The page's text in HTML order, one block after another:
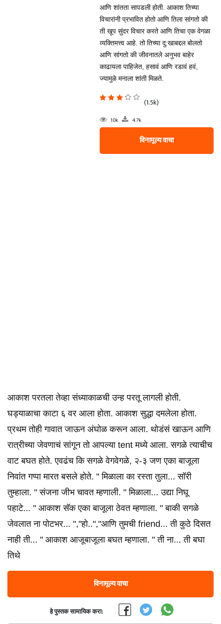
आणि शांतता सापडली होती. आकाश तिच्या
विचारांनी प्रभावित होतो आणि तिला सांगतो की
ती खूप सुंदर विचार करते आणि तिचा एक वेगळा
व्यक्तिमत्त्व आहे. तो तिच्या दु:खाबद्दल बोलतो
आणि सांगतो की जीवनातले अनुभव बाहेर
काढायला पाहिजेत, हसावं आणि रडावं हवं,
ज्यामुळे मनाला शांती मिळते.
(1.5k)
10k 4.7k
विनामूल्य वाचा
आकाश परतला तेव्हा संध्याकाळची उन्ह परतू लागली होती.
घड्याळाचा काटा ६ वर आला होता. आकाश सुद्धा दमलेला होता.
प्रथम तोही गावात जाऊन अंघोळ करून आला. थोडंसं खाऊन आणि
रात्रीच्या जेवणाचं सांगून तो आपल्या tent मध्ये आला. सगळे त्याचीच
वाट बघत होते. एवढंच कि सगळे वेगवेगळे, २-३ जण एका बाजूला
निवांत गप्पा मारत बसले होते. " मिळाला का रस्ता तुला... सॉरी
तुम्हाला. " संजना जीभ चावत म्हणाली. " मिळाला... उद्या निघू
पहाटे... " आकाश सॅक एका बाजूला ठेवत म्हणाला. " बाकी सगळे
जेवलात ना पोटभर... ","हो..","आणि तुमची friend... ती कुठे दिसत
नाही ती... " आकाश आजूबाजूला बघत म्हणाला. " ती ना... ती बघा
तिथे
विनामूल्य वाचा
हे पुस्तक सामायिक करा: